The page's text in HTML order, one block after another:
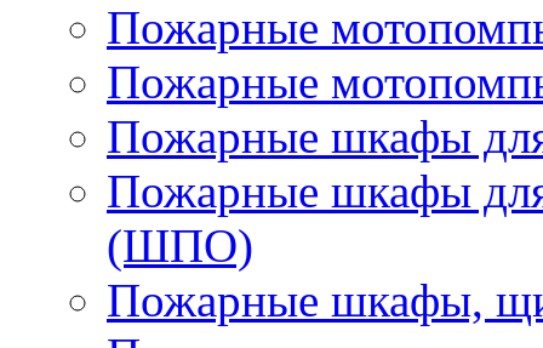
Пожарные
Пожарные
Пожарные шкафы
Пожарные шкафы
(ШПО)
Пожарные шкафы,